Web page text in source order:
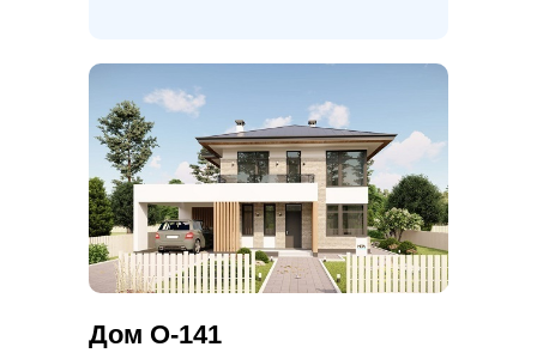
Дом О-141